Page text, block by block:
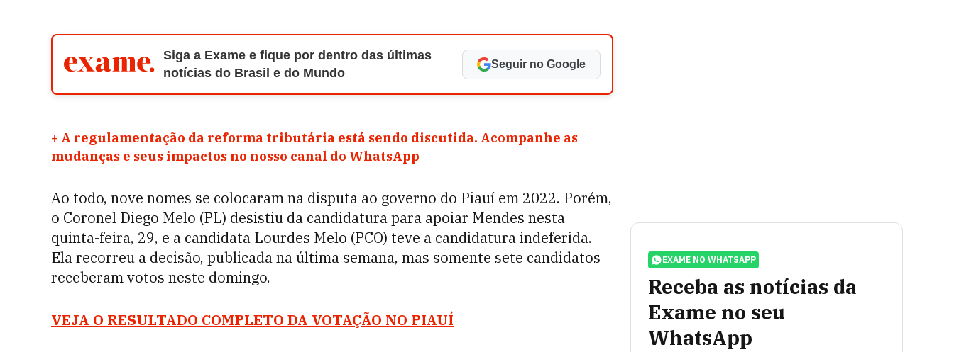
Siga a Exame e fique por dentro das últimas
notícias do Brasil e do Mundo
Seguir no Google
+ A regulamentação da reforma tributária está sendo discutida. Acompanhe as
mudanças e seus impactos no nosso canal do WhatsApp
Ao todo, nove nomes se colocaram na disputa ao governo do Piauí em 2022. Porém,
o Coronel Diego Melo (PL) desistiu da candidatura para apoiar Mendes nesta
quinta-feira, 29, e a candidata Lourdes Melo (PCO) teve a candidatura indeferida.
Ela recorreu a decisão, publicada na última semana, mas somente sete candidatos
receberam votos neste domingo.
VEJA O RESULTADO COMPLETO DA VOTAÇÃO NO PIAUÍ
EXAME NO WHATSAPP
Receba as notícias da
Exame no seu
WhatsApp